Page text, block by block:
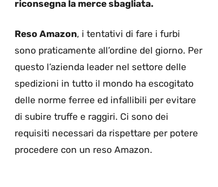
riconsegna la merce sbagliata.
Reso Amazon, i tentativi di fare i furbi
sono praticamente all’ordine del giorno. Per
questo l’azienda leader nel settore delle
spedizioni in tutto il mondo ha escogitato
delle norme ferree ed infallibili per evitare
di subire truffe e raggiri. Ci sono dei
requisiti necessari da rispettare per potere
procedere con un reso Amazon.